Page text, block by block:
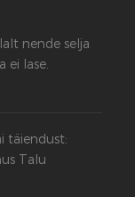
nende selja
ei lase.
täiendust:
Talu